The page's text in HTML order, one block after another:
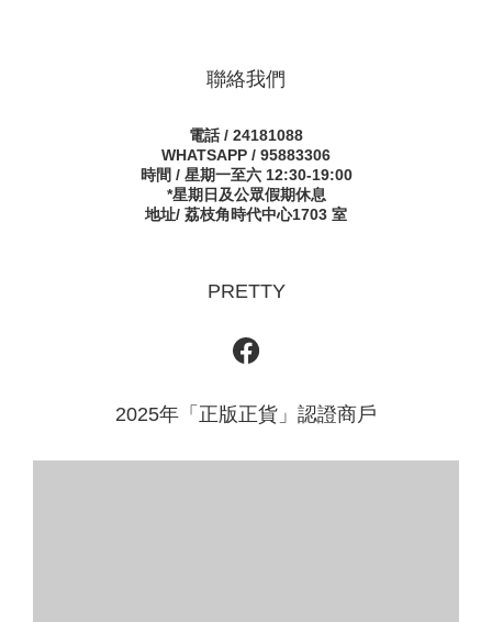
聯絡我們
電話 / 24181088
WHATSAPP / 95883306
時間 / 星期一至六 12:30-19:00
*星期日及公眾假期休息
地址/ 荔枝角時代中心1703 室
PRETTY
2025年「正版正貨」認證商戶